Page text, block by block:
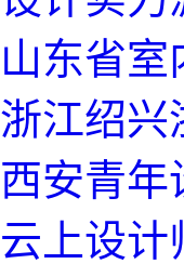
山东省室
浙江绍兴
西安青年
云上设计